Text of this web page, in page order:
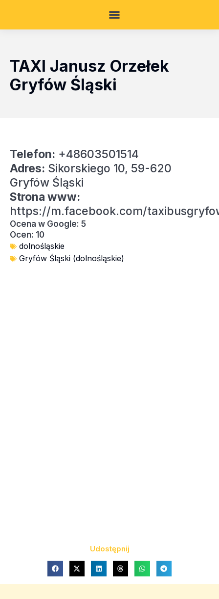
TAXI Janusz Orzełek
Gryfów Śląski
Telefon: +48603501514
Adres: Sikorskiego 10, 59-620
Gryfów Śląski
Strona www:
https://m.facebook.com/
Ocena w Google: 5
Ocen: 10
dolnośląskie
Gryfów Śląski (dolnośląskie)
Udostępnij